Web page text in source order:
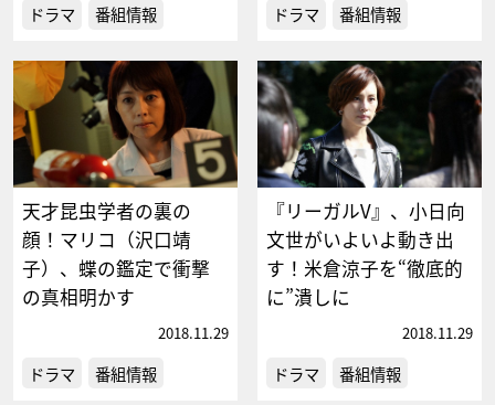
ドラマ 番組情報 ドラマ 番組情報
天才昆虫学者の裏の
顔！マリコ（沢口靖
子）、蝶の鑑定で衝撃
の真相明かす
2018.11.29
ドラマ 番組情報
『リーガルV』、小日向
文世がいよいよ動き出
す！米倉涼子を“徹底的
に”潰しに
2018.11.29
ドラマ 番組情報